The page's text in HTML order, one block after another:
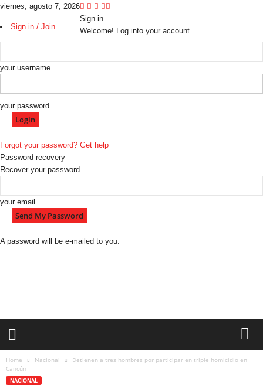
viernes, agosto 7, 2026
Sign in / Join
Sign in
Welcome! Log into your account
your username
your password
Forgot your password? Get help
Password recovery
Recover your password
your email
A password will be e-mailed to you.
m
Home Nacional
Detienen a tres hombres por participar en triple homicidio en
Cancún
NACIONAL